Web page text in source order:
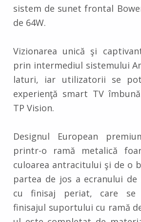
sistem de sunet frontal
de 64W.
Vizionarea unică şi
prin intermediul sistemului
laturi, iar utilizatorii se
experienţă smart TV
TP Vision.
Designul European
printr-o ramă metalică
culoarea antracitului şi de o
partea de jos a ecranului de
cu finisaj periat, care se
finisajul suportului cu ramă